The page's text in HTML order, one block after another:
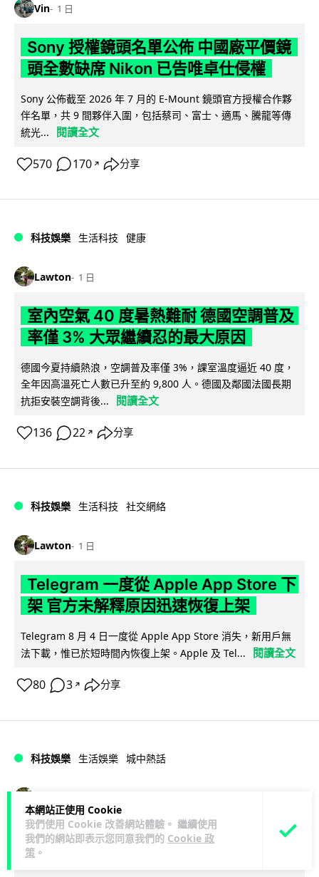
本網站正使用 Cookie
我們使用 Cookie 改善網站體驗。 繼續使用
我們的網站即表示您同意我們的 Cookie 政
策 。
Vin 1 日
Sony 授權鏡頭名單公佈 中國廠平價鏡
頭全數缺席 Nikon 已告唯卓仕侵權
Sony 公佈截至 2026 年 7 月的 E-Mount 鏡頭官方授權合作夥
伴名單，共 9 間夥伴入圍，包括蔡司、富士、適馬、騰龍等傳
統光...
閱讀全文
570 170 ↗ 分享
科技娛樂 生活科技 健康
Lawton 1 日
室內空氣 40 度暑熱難耐 德國空調普及
率僅 3% 大眾繼續忍的最大原因
德國今夏持續熱浪，空調普及率僅 3%，課室溫度逼近 40 度，
全年因高溫死亡人數已升至約 9,800 人。德國及鄰國法國長期
抗拒安裝空調背後...
閱讀全文
136 22 ↗ 分享
科技娛樂 生活科技 社交網絡
Lawton 1 日
Telegram 一度從 Apple App Store 下
架 官方未解釋原因迅速恢復上架
Telegram 8 月 4 日一度從 Apple App Store 消失，新用戶無
法下載，惟已於短時間內恢復上架。Apple 及 Tel...
閱讀全文
80 3 ↗ 分享
科技娛樂 生活娛樂 城中熱話
葵芳街燈狂閃近 1 小時 網民笑稱「幻彩
泳葵芳」